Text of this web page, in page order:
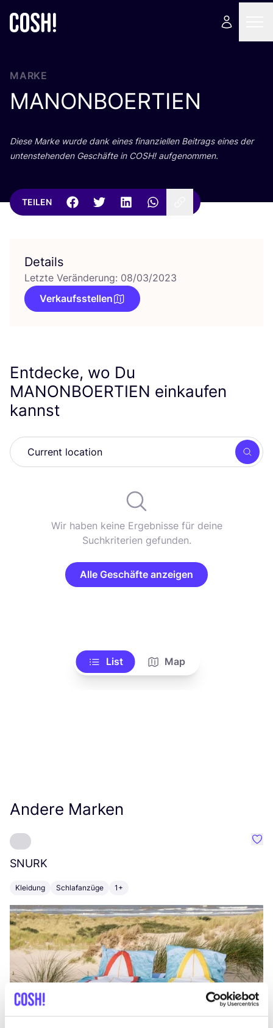
MARKE
MANONBOERTIEN
Die­se Mar­ke wur­de dank eines finan­zi­el­len Bei­trags eines der
unten­ste­hen­den Geschäf­te in COSH! aufgenommen.
TEILEN
Details
Letzte Veränderung: 08/03/2023
Verkaufsstellen
Entdecke, wo Du
MANONBOERTIEN einkaufen
kannst
Wir haben keine Ergebnisse für deine
Suchkriterien gefunden.
Alle Geschäfte anzeigen
List Map
Andere Marken
SNURK
Kleidung Schlafanzüge 1+